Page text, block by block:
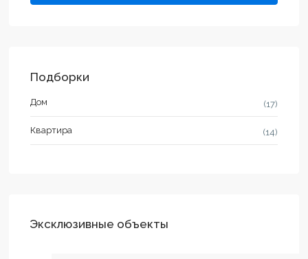
Подборки
Дом (17)
Квартира (14)
Эксклюзивные объекты